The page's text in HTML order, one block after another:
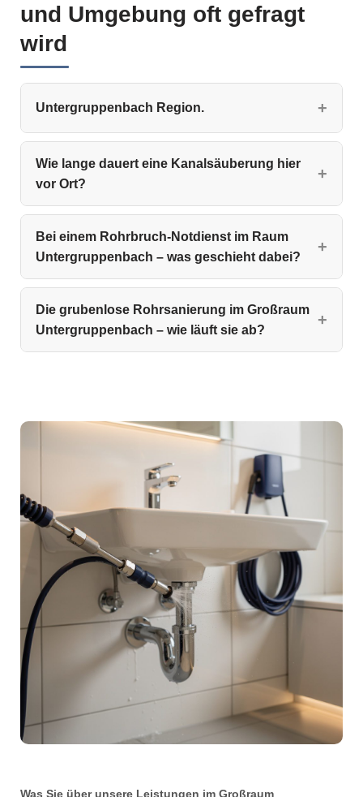
und Umgebung oft gefragt
wird
Untergruppenbach Region.
Wie lange dauert eine Kanalsäuberung hier
vor Ort?
Bei einem Rohrbruch-Notdienst im Raum
Untergruppenbach – was geschieht dabei?
Die grubenlose Rohrsanierung im Großraum
Untergruppenbach – wie läuft sie ab?
Was Sie über unsere Leistungen im Großraum